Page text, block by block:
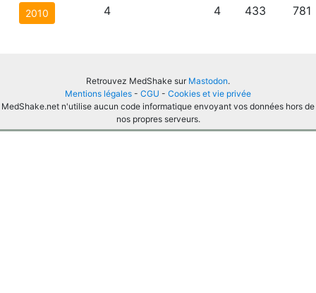
2010 4 4 433 781
Retrouvez MedShake sur Mastodon.
Mentions légales - CGU - Cookies et vie privée
MedShake.net n'utilise aucun code informatique envoyant vos données hors de
nos propres serveurs.